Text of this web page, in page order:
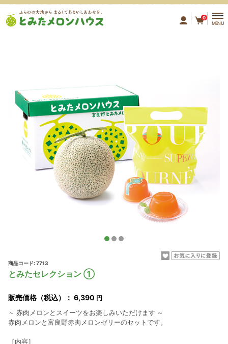
ふらのの大地から まるくて
0
MENU
商品コード: 7713
とみたセレクション ①
販売価格（税込）： 6,390 円
～ 赤肉メロンとスイーツをお楽しみいただけます ～
赤肉メロンと富良野赤肉メロンゼリーのセットです。
［内容］